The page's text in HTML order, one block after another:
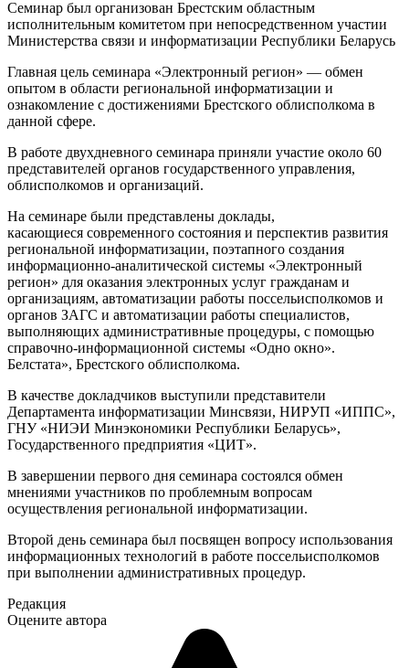
Семинар был организован Брестским областным
исполнительным комитетом при непосредственном участии
Министерства связи и информатизации Республики Беларусь
Главная цель семинара «Электронный регион» — обмен
опытом в области региональной информатизации и
ознакомление с достижениями Брестского облисполкома в
данной сфере.
В работе двухдневного семинара приняли участие около 60
представителей органов государственного управления,
облисполкомов и организаций.
На семинаре были представлены доклады,
касающиеся современного состояния и перспектив развития
региональной информатизации, поэтапного создания
информационно-аналитической системы «Электронный
регион» для оказания электронных услуг гражданам и
организациям, автоматизации работы поссельисполкомов и
органов ЗАГС и автоматизации работы специалистов,
выполняющих административные процедуры, с помощью
справочно-информационной системы «Одно окно».
Белстата», Брестского облисполкома.
В качестве докладчиков выступили представители
Департамента информатизации Минсвязи, НИРУП «ИППС»,
ГНУ «НИЭИ Минэкономики Республики Беларусь»,
Государственного предприятия «ЦИТ».
В завершении первого дня семинара состоялся обмен
мнениями участников по проблемным вопросам
осуществления региональной информатизации.
Второй день семинара был посвящен вопросу использования
информационных технологий в работе поссельисполкомов
при выполнении административных процедур.
Редакция
Оцените автора